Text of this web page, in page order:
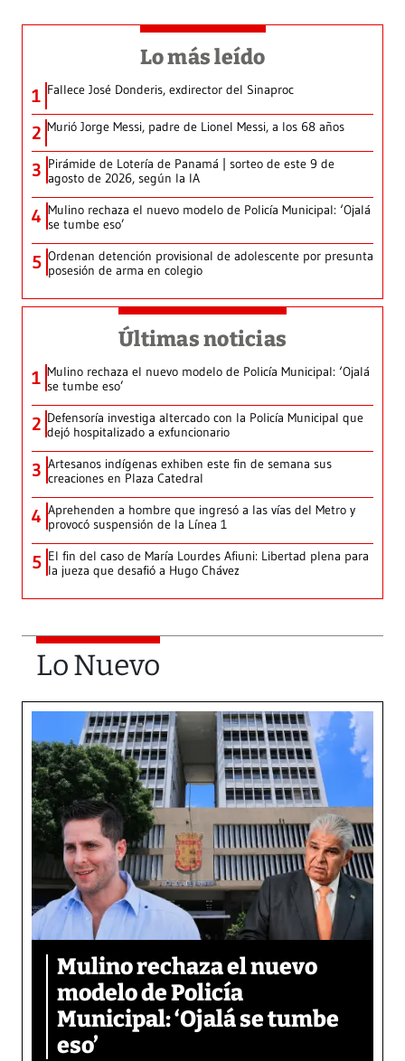
Lo más leído
1 Fallece José Donderis, exdirector del Sinaproc
2 Murió Jorge Messi, padre de Lionel Messi, a los 68 años
3 Pirámide de Lotería de Panamá | sorteo de este 9 de
agosto de 2026, según la IA
4 Mulino rechaza el nuevo modelo de Policía Municipal: ‘Ojalá
se tumbe eso’
5 Ordenan detención provisional de adolescente por presunta
posesión de arma en colegio
Últimas noticias
1 Mulino rechaza el nuevo modelo de Policía Municipal: ‘Ojalá
se tumbe eso’
2 Defensoría investiga altercado con la Policía Municipal que
dejó hospitalizado a exfuncionario
3 Artesanos indígenas exhiben este fin de semana sus
creaciones en Plaza Catedral
4 Aprehenden a hombre que ingresó a las vías del Metro y
provocó suspensión de la Línea 1
5 El fin del caso de María Lourdes Afiuni: Libertad plena para
la jueza que desafió a Hugo Chávez
Lo Nuevo
Mulino rechaza el nuevo
modelo de Policía
Municipal: ‘Ojalá se tumbe
eso’